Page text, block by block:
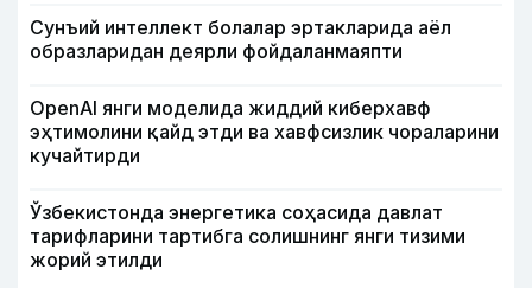
Сунъий интеллект болалар эртакларида аёл
образларидан деярли фойдаланмаяпти
OpenAI янги моделида жиддий киберхавф
эҳтимолини қайд этди ва хавфсизлик чораларини
кучайтирди
Ўзбекистонда энергетика соҳасида давлат
тарифларини тартибга солишнинг янги тизими
жорий этилди